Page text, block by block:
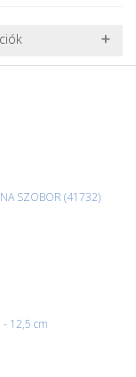
(pl. nagy
adunk.
rendelés egyedi,
folyadékot vagy
elkészült,
SZOBOR (41732)
- 12,5 cm